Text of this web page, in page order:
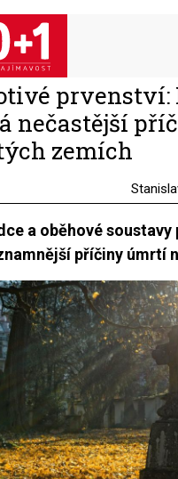
prvenství:
nečastější
zemích
a oběhové
příčiny úmrtí